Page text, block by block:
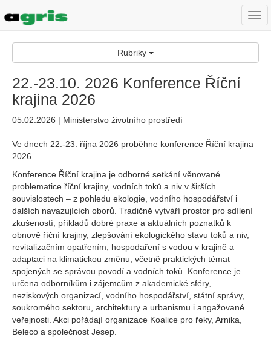
Rubriky
22.-23.10. 2026 Konference Říční
krajina 2026
05.02.2026 | Ministerstvo životního prostředí
Ve dnech 22.-23. října 2026 proběhne konference Říční krajina
2026.
Konference Říční krajina je odborné setkání věnované
problematice říční krajiny, vodních toků a niv v širších
souvislostech – z pohledu ekologie, vodního hospodářství i
dalších navazujících oborů. Tradičně vytváří prostor pro sdílení
zkušeností, příkladů dobré praxe a aktuálních poznatků k
obnově říční krajiny, zlepšování ekologického stavu toků a niv,
revitalizačním opatřením, hospodaření s vodou v krajině a
adaptaci na klimatickou změnu, včetně praktických témat
spojených se správou povodí a vodních toků. Konference je
určena odborníkům i zájemcům z akademické sféry,
neziskových organizací, vodního hospodářství, státní správy,
soukromého sektoru, architektury a urbanismu i angažované
veřejnosti. Akci pořádají organizace Koalice pro řeky, Arnika,
Beleco a společnost Jesep.